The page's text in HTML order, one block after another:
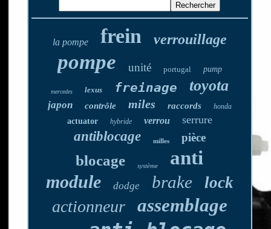
la pompe frein verrouillage
pompe unité portugal pump
mercedes lexus freinage toyota
japon contrôle miles raccords honda
actuator hybride verrou serrure
antiblocage milles pièce
blocage système anti
module dodge brake lock
actionneur assemblage